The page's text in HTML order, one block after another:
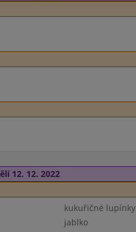
12. 12. 2022
kukuřičné
jablko